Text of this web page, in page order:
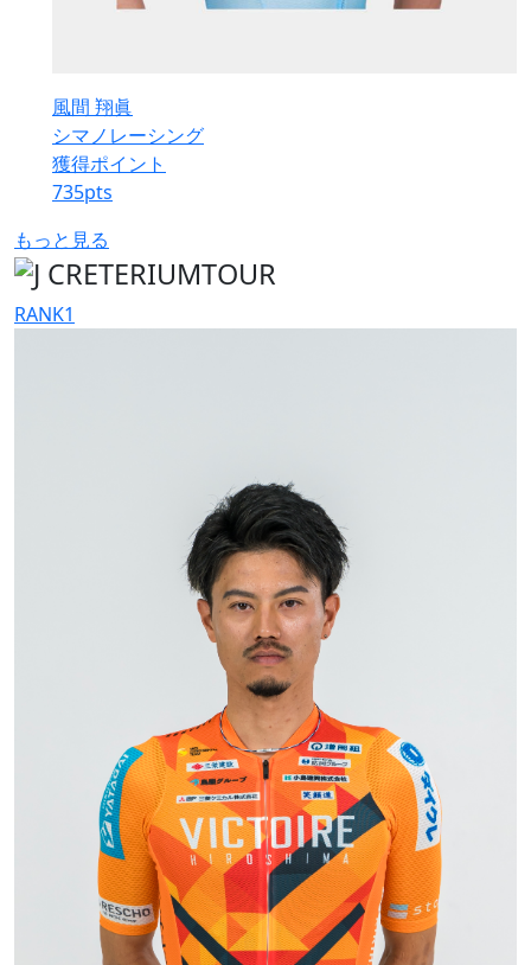
風間 翔眞
シマノレーシング
獲得ポイント
735pts
もっと見る
RANK1